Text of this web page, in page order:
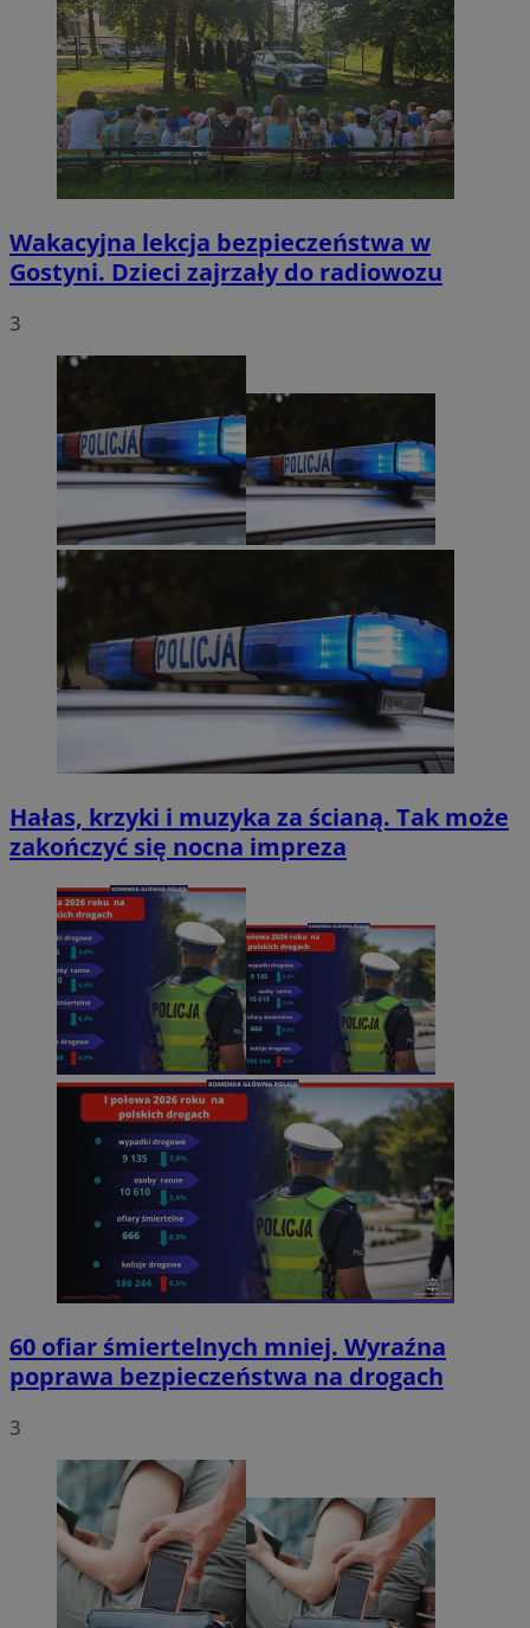
Wakacyjna lekcja bezpieczeństwa w
Gostyni. Dzieci zajrzały do radiowozu
3
Hałas, krzyki i muzyka za ścianą. Tak może
zakończyć się nocna impreza
60 ofiar śmiertelnych mniej. Wyraźna
poprawa bezpieczeństwa na drogach
3